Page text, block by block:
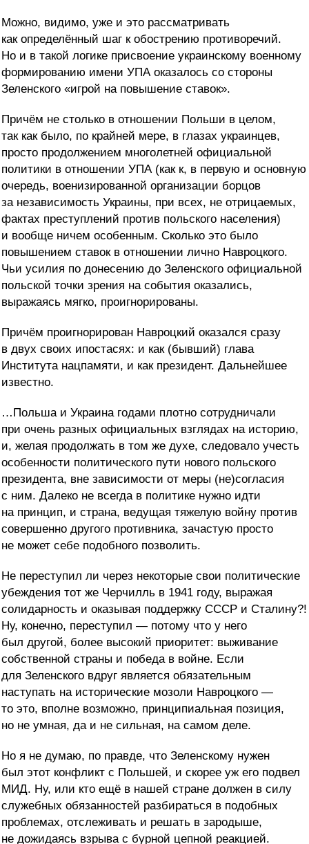
Можно, видимо, уже и это рассматривать
как определённый шаг к обострению противоречий.
Но и в такой логике присвоение украинскому военному
формированию имени УПА оказалось со стороны
Зеленского «игрой на повышение ставок».
Причём не столько в отношении Польши в целом,
так как было, по крайней мере, в глазах украинцев,
просто продолжением многолетней официальной
политики в отношении УПА (как к, в первую и основную
очередь, военизированной организации борцов
за независимость Украины, при всех, не отрицаемых,
фактах преступлений против польского населения)
и вообще ничем особенным. Сколько это было
повышением ставок в отношении лично Навроцкого.
Чьи усилия по донесению до Зеленского официальной
польской точки зрения на события оказались,
выражаясь мягко, проигнорированы.
Причём проигнорирован Навроцкий оказался сразу
в двух своих ипостасях: и как (бывший) глава
Института нацпамяти, и как президент. Дальнейшее
известно.
…Польша и Украина годами плотно сотрудничали
при очень разных официальных взглядах на историю,
и, желая продолжать в том же духе, следовало учесть
особенности политического пути нового польского
президента, вне зависимости от меры (не)согласия
с ним. Далеко не всегда в политике нужно идти
на принцип, и страна, ведущая тяжелую войну против
совершенно другого противника, зачастую просто
не может себе подобного позволить.
Не переступил ли через некоторые свои политические
убеждения тот же Черчилль в 1941 году, выражая
солидарность и оказывая поддержку СССР и Сталину?!
Ну, конечно, переступил — потому что у него
был другой, более высокий приоритет: выживание
собственной страны и победа в войне. Если
для Зеленского вдруг является обязательным
наступать на исторические мозоли Навроцкого —
то это, вполне возможно, принципиальная позиция,
но не умная, да и не сильная, на самом деле.
Но я не думаю, по правде, что Зеленскому нужен
был этот конфликт с Польшей, и скорее уж его подвел
МИД. Ну, или кто ещё в нашей стране должен в силу
служебных обязанностей разбираться в подобных
проблемах, отслеживать и решать в зародыше,
не дожидаясь взрыва с бурной цепной реакцией.